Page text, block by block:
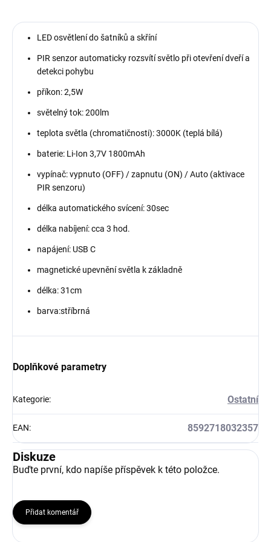
LED osvětlení do šatníků a skříní
PIR senzor automaticky rozsvítí světlo při otevření dveří a
detekci pohybu
příkon: 2,5W
světelný tok: 200lm
teplota světla (chromatičnosti): 3000K (teplá bílá)
baterie: Li-Ion 3,7V 1800mAh
vypínač: vypnuto (OFF) / zapnutu (ON) / Auto (aktivace
PIR senzoru)
délka automatického svícení: 30sec
délka nabíjení: cca 3 hod.
napájení: USB C
magnetické upevnění světla k základně
délka: 31cm
barva:stříbrná
Doplňkové parametry
Kategorie: Ostatní
EAN: 8592718032357
Diskuze
Buďte první, kdo napíše příspěvek k této položce.
Přidat komentář